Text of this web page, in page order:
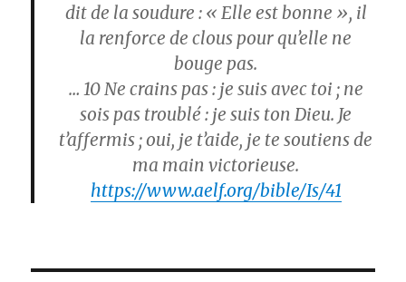
dit de la soudure : « Elle est bonne », il
la renforce de clous pour qu’elle ne
bouge pas.
… 10Ne crains pas : je suis avec toi ; ne
sois pas troublé : je suis ton Dieu. Je
t’affermis ; oui, je t’aide, je te soutiens de
ma main victorieuse.
https://www.aelf.org/bible/Is/41